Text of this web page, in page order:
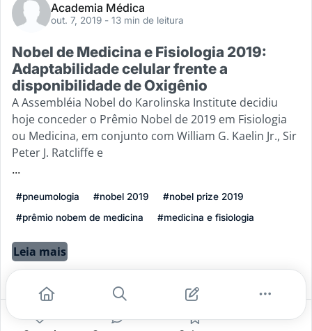
Academia Médica
out. 7, 2019 - 13 min de leitura
Nobel de Medicina e Fisiologia 2019:
Adaptabilidade celular frente a
disponibilidade de Oxigênio
A Assembléia Nobel do Karolinska Institute decidiu
hoje conceder o Prêmio Nobel de 2019 em Fisiologia
ou Medicina, em conjunto com William G. Kaelin Jr., Sir
Peter J. Ratcliffe e
...
#pneumologia #nobel 2019
#nobel prize 2019
#prêmio nobem de medicina
#medicina e fisiologia
Leia mais